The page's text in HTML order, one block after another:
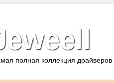
полная коллекция